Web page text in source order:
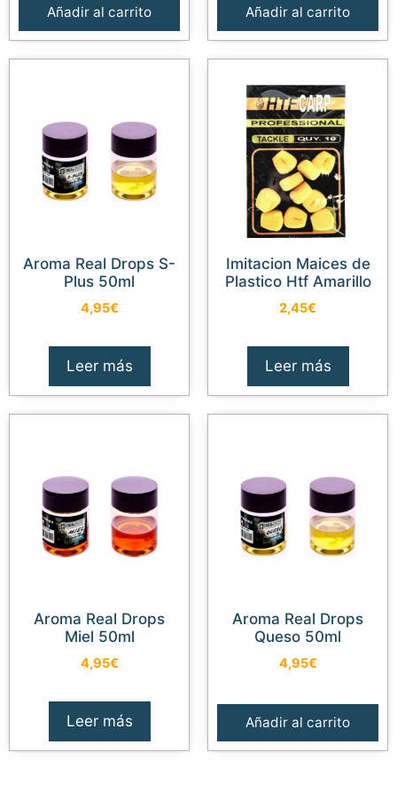
Añadir al carrito Añadir al carrito
Aroma Real Drops S-
Plus 50ml
4,95€
Leer más
Imitacion Maices de
Plastico Htf Amarillo
2,45€
Leer más
Aroma Real Drops
Miel 50ml
4,95€
Leer más
Aroma Real Drops
Queso 50ml
4,95€
Añadir al carrito